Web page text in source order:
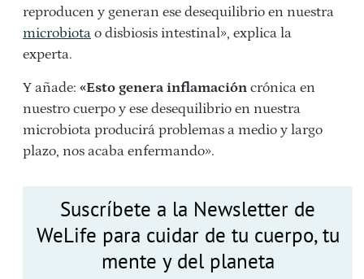
reproducen y generan ese desequilibrio en nuestra
microbiota o disbiosis intestinal», explica la
experta.
Y añade: «Esto genera inflamación crónica en
nuestro cuerpo y ese desequilibrio en nuestra
microbiota producirá problemas a medio y largo
plazo, nos acaba enfermando».
Suscríbete a la Newsletter de
WeLife para cuidar de tu cuerpo, tu
mente y del planeta